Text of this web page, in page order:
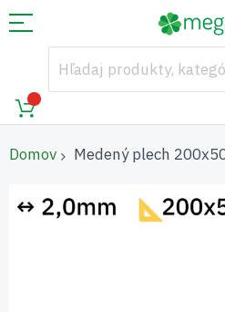
Domov Medený plech
na